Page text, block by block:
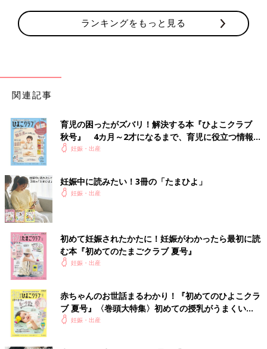
ランキングをもっと見る
関連記事
育児の困ったがズバリ！解決する本『ひよこクラブ
秋号』 4カ月～2才になるまで、育児に役立つ情報が
いっぱい！
妊娠・出産
妊娠中に読みたい！3冊の「たまひよ」
妊娠・出産
初めて妊娠されたかたに！妊娠がわかったら最初に読
む本『初めてのたまごクラブ 夏号』
妊娠・出産
赤ちゃんのお世話まるわかり！『初めてのひよこクラ
ブ 夏号』〈巻頭大特集〉初めての授乳がうまくい
く！ おっぱい・ミルクの基本と夏のトラブル 解決テ
妊娠・出産